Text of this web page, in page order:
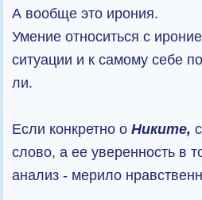
А вообще это ирония.
Умение относиться с
ситуации и к самому себе
ли.
Если конкретно о Никите,
слово, а ее уверенность в
анализ - мерило